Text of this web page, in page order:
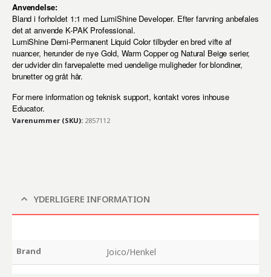
Anvendelse:
Bland i forholdet 1:1 med LumiShine Developer. Efter farvning anbefales
det at anvende K-PAK Professional.
LumiShine Demi-Permanent Liquid Color tilbyder en bred vifte af
nuancer, herunder de nye Gold, Warm Copper og Natural Beige serier,
der udvider din farvepalette med uendelige muligheder for blondiner,
brunetter og gråt hår.
For mere information og teknisk support, kontakt vores inhouse
Educator.
Varenummer (SKU): 2857112
YDERLIGERE INFORMATION
Brand Joico/Henkel